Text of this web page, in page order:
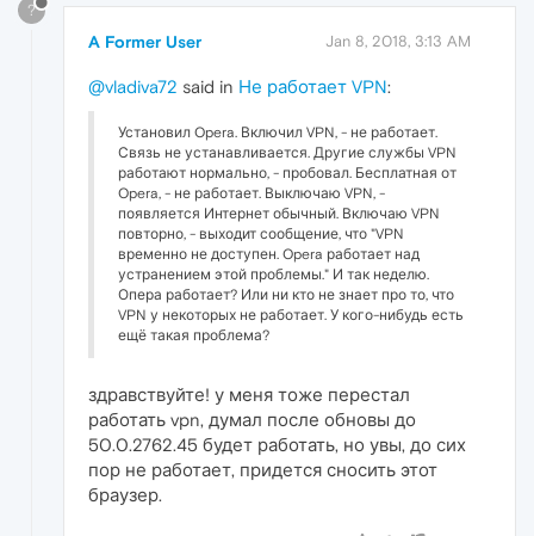
?
A Former User Jan 8, 2018, 3:13 AM
@vladiva72 said in Не работает VPN:
Установил Opera. Включил VPN, - не работает.
Связь не устанавливается. Другие службы VPN
работают нормально, - пробовал. Бесплатная от
Opera, - не работает. Выключаю VPN, -
появляется Интернет обычный. Включаю VPN
повторно, - выходит сообщение, что "VPN
временно не доступен. Opera работает над
устранением этой проблемы." И так неделю.
Опера работает? Или ни кто не знает про то, что
VPN у некоторых не работает. У кого-нибудь есть
ещё такая проблема?
здравствуйте! у меня тоже перестал
работать vpn, думал после обновы до
50.0.2762.45 будет работать, но увы, до сих
пор не работает, придется сносить этот
браузер.